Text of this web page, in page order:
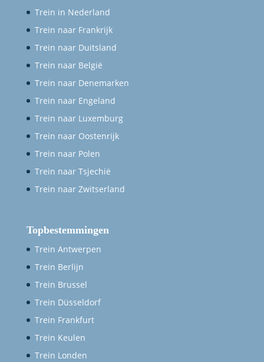
Trein in Nederland
Trein naar Frankrijk
Trein naar Duitsland
Trein naar België
Trein naar Denemarken
Trein naar Engeland
Trein naar Luxemburg
Trein naar Oostenrijk
Trein naar Polen
Trein naar Tsjechië
Trein naar Zwitserland
Topbestemmingen
Trein Antwerpen
Trein Berlijn
Trein Brussel
Trein Düsseldorf
Trein Frankfurt
Trein Keulen
Trein Londen